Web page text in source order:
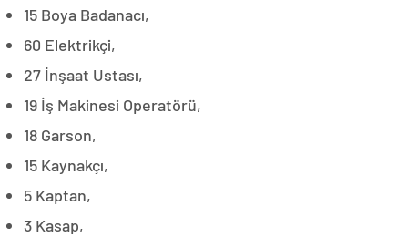
15 Boya Badanacı,
60 Elektrikçi,
27 İnşaat Ustası,
19 İş Makinesi Operatörü,
18 Garson,
15 Kaynakçı,
5 Kaptan,
3 Kasap,